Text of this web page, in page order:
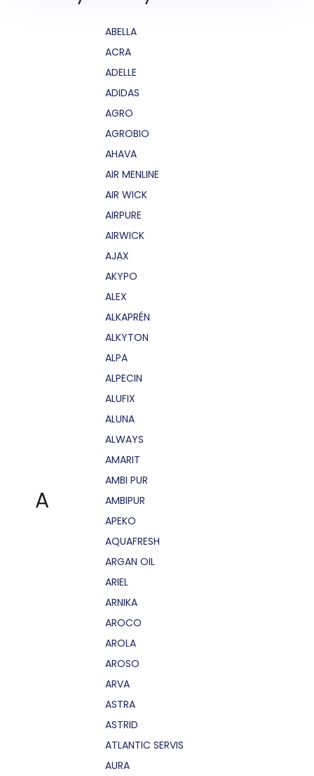
A
ABELLA
ACRA
ADELLE
ADIDAS
AGRO
AGROBIO
AHAVA
AIR MENLINE
AIR WICK
AIRPURE
AIRWICK
AJAX
AKYPO
ALEX
ALKAPRÉN
ALKYTON
ALPA
ALPECIN
ALUFIX
ALUNA
ALWAYS
AMARIT
AMBI PUR
AMBIPUR
APEKO
AQUAFRESH
ARGAN OIL
ARIEL
ARNIKA
AROCO
AROLA
AROSO
ARVA
ASTRA
ASTRID
ATLANTIC SERVIS
AURA